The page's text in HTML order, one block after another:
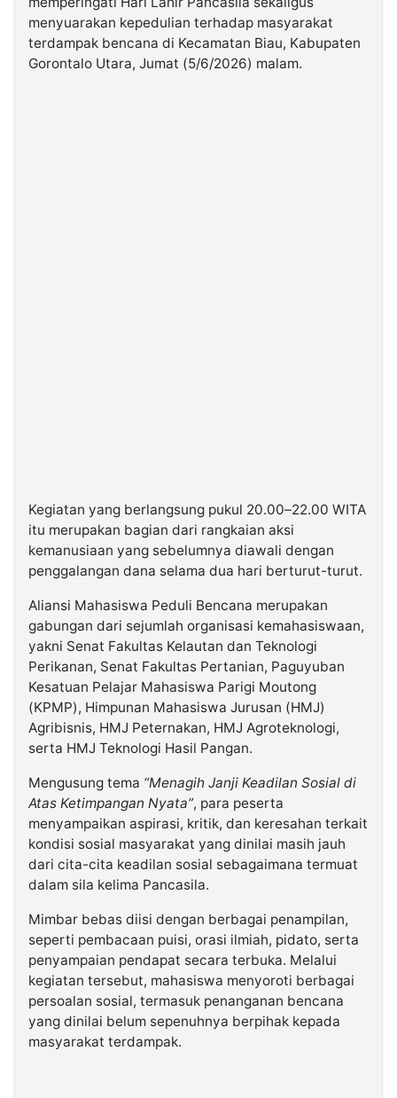
menyuarakan kepedulian terhadap masyarakat
terdampak bencana di Kecamatan Biau, Kabupaten
Gorontalo Utara, Jumat (5/6/2026) malam.
Kegiatan yang berlangsung pukul 20.00–22.00 WITA
itu merupakan bagian dari rangkaian aksi
kemanusiaan yang sebelumnya diawali dengan
penggalangan dana selama dua hari berturut-turut.
Aliansi Mahasiswa Peduli Bencana merupakan
gabungan dari sejumlah organisasi kemahasiswaan,
yakni Senat Fakultas Kelautan dan Teknologi
Perikanan, Senat Fakultas Pertanian, Paguyuban
Kesatuan Pelajar Mahasiswa Parigi Moutong
(KPMP), Himpunan Mahasiswa Jurusan (HMJ)
Agribisnis, HMJ Peternakan, HMJ Agroteknologi,
serta HMJ Teknologi Hasil Pangan.
Mengusung tema “Menagih Janji Keadilan Sosial di
Atas Ketimpangan Nyata”, para peserta
menyampaikan aspirasi, kritik, dan keresahan terkait
kondisi sosial masyarakat yang dinilai masih jauh
dari cita-cita keadilan sosial sebagaimana termuat
dalam sila kelima Pancasila.
Mimbar bebas diisi dengan berbagai penampilan,
seperti pembacaan puisi, orasi ilmiah, pidato, serta
penyampaian pendapat secara terbuka. Melalui
kegiatan tersebut, mahasiswa menyoroti berbagai
persoalan sosial, termasuk penanganan bencana
yang dinilai belum sepenuhnya berpihak kepada
masyarakat terdampak.